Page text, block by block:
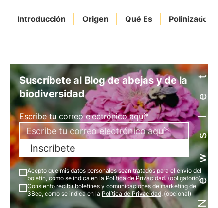
Introducción Origen Qué Es Newsletter
Suscríbete al Blog de abejas y de la
biodiversidad
Escribe tu correo electrónico aquí*
Inscríbete
Acepto que mis datos personales sean tratados para el envío del
boletín, como se indica en la Política de Privacidad. (obligatorio)
Consiento recibir boletines y comunicaciones de marketing de
3Bee, como se indica en la Política de Privacidad. (opcional)